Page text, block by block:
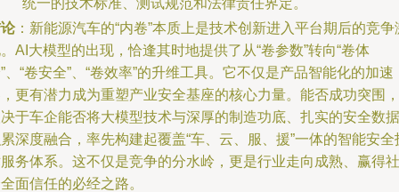
统一的技术标准、测试规范和法律责任界定。
：新能源汽车的“内卷”本质上是技术创新进入平台期后的竞争
AI大模型的出现，恰逢其时地提供了从“卷参数”转向“卷体
、“卷安全”、“卷效率”的升维工具。它不仅是产品智能化的加速
更有潜力成为重塑产业安全基座的核心力量。能否成功突围，
于车企能否将大模型技术与深厚的制造功底、扎实的安全数据
深度融合，率先构建起覆盖“车、云、服、援”一体的智能安全
务体系。这不仅是竞争的分水岭，更是行业走向成熟、赢得社
面信任的必经之路。